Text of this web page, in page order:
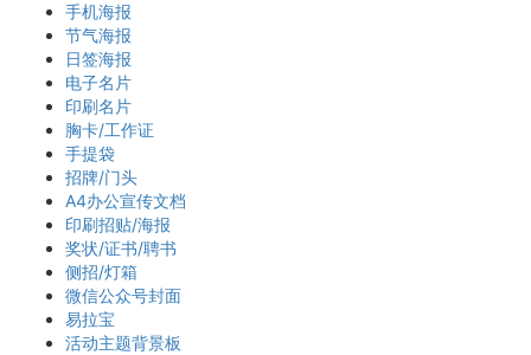
手机海报
节气海报
日签海报
电子名片
印刷名片
胸卡/工作证
手提袋
招牌/门头
A4办公宣传文档
印刷招贴/海报
奖状/证书/聘书
侧招/灯箱
微信公众号封面
易拉宝
活动主题背景板